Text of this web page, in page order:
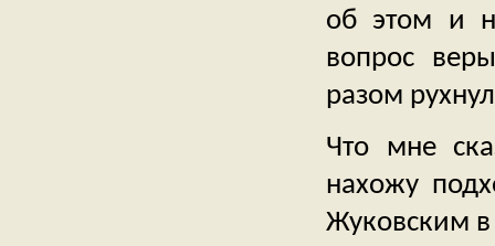
об этом и
вопрос
разом
Что мне
нахожу
Жуковским в